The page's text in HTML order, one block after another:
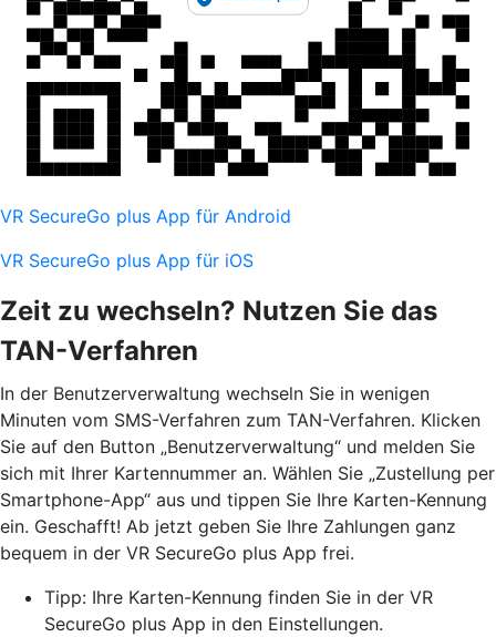
VR SecureGo plus App für Android
VR SecureGo plus App für iOS
Zeit zu wechseln? Nutzen Sie das
TAN-Verfahren
In der Benutzerverwaltung wechseln Sie in wenigen
Minuten vom SMS-Verfahren zum TAN-Verfahren. Klicken
Sie auf den Button „Benutzerverwaltung“ und melden Sie
sich mit Ihrer Kartennummer an. Wählen Sie „Zustellung per
Smartphone-App“ aus und tippen Sie Ihre Karten-Kennung
ein. Geschafft! Ab jetzt geben Sie Ihre Zahlungen ganz
bequem in der VR SecureGo plus App frei.
Tipp: Ihre Karten-Kennung finden Sie in der VR
SecureGo plus App in den Einstellungen.